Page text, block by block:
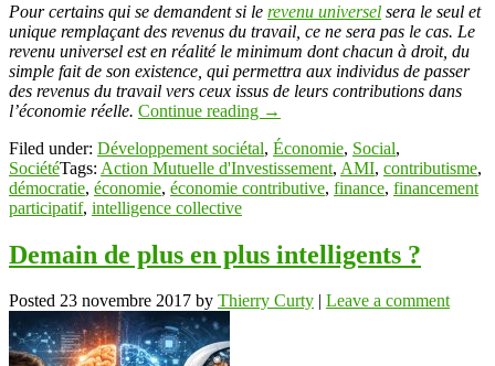
Pour certains qui se demandent si le revenu universel sera le seul et
unique remplaçant des revenus du travail, ce ne sera pas le cas. Le
revenu universel est en réalité le minimum dont chacun à droit, du
simple fait de son existence, qui permettra aux individus de passer
des revenus du travail vers ceux issus de leurs contributions dans
l’économie réelle. Continue reading →
Filed under: Développement sociétal, Économie, Social,
SociétéTags: Action Mutuelle d'Investissement, AMI, contributisme,
démocratie, économie, économie contributive, finance, financement
participatif, intelligence collective
Demain de plus en plus intelligents ?
Posted 23 novembre 2017 by Thierry Curty Leave a comment